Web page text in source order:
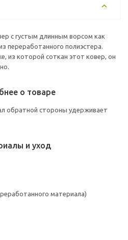
с густым длинным ворсом как
переработанного полиэстера.
из которой соткан этот ковер, он
о товаре
обратной стороны удерживает
и уход
материала)